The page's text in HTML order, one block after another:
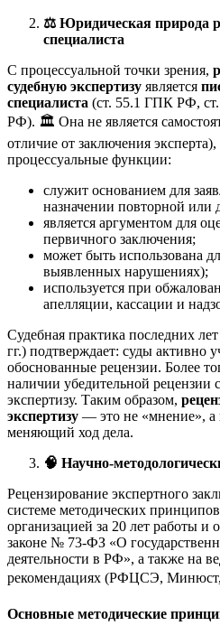
⚖️ Юридическая природа
специалиста
С процессуальной точки зрения,
судебную экспертизу является
специалиста (ст. 55.1 ГПК РФ,
РФ). 🏛️ Она не является
отличие от заключения
процессуальные функции:
служит основанием для
назначении повторной или
является аргументом для
первичного заключения;
может быть использована
выявленных нарушениях);
используется при
апелляции, кассации и
Судебная практика последних
гг.) подтверждает: суды активно
обоснованные рецензии. Более
наличии убедительной рецензии
экспертизу. Таким образом,
экспертизу — это не «мнение», а
меняющий ход дела.
🧠 Научно-
Рецензирование экспертного
системе методических
организацией за 20 лет работы
законе № 73-ФЗ «О
деятельности в РФ», а также на
рекомендациях (РФЦСЭ,
Основные методические